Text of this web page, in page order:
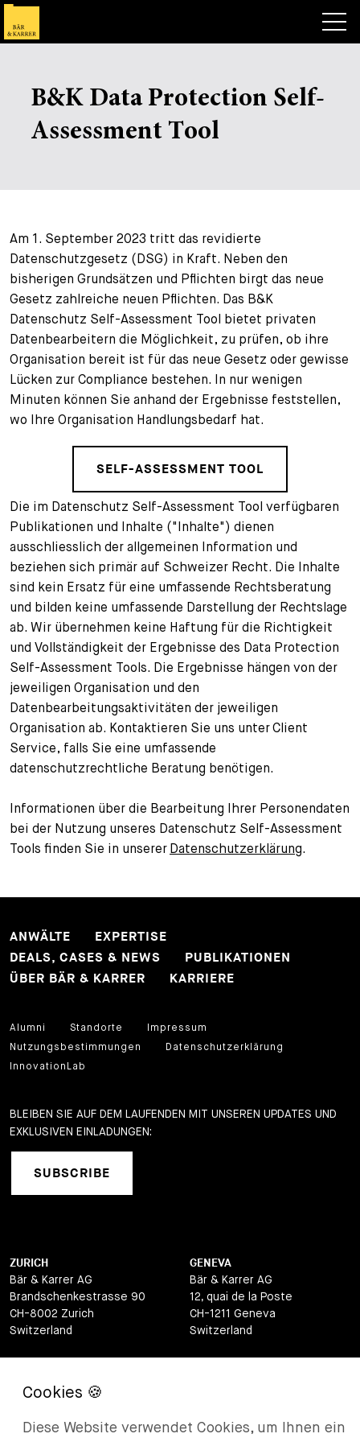
Expertise
Deals, Cases & News
Publikation
Vortrag
Guide
Legal Insight
Karriere
Arbeiten bei uns
Übersicht
Anwälte
Substituten
Kurzpraktikanten
Administration
Assistenzen
Stellen
Offene Stellen
Bewerben
Bewerbungsprozess
Fragen und Antworten
Spontanbewerbung
Ihre Karriere
Ihre Karriere bei uns
Kontakt
Suche
EN DE FR
B&K Data Protection Self-
Assessment Tool
Am 1. September 2023 tritt das revidierte
Datenschutzgesetz (DSG) in Kraft. Neben den
bisherigen Grundsätzen und Pflichten birgt das neue
Gesetz zahlreiche neuen Pflichten. Das B&K
Datenschutz Self-Assessment Tool bietet privaten
Datenbearbeitern die Möglichkeit, zu prüfen, ob ihre
Organisation bereit ist für das neue Gesetz oder gewisse
Lücken zur Compliance bestehen. In nur wenigen
Minuten können Sie anhand der Ergebnisse feststellen,
wo Ihre Organisation Handlungsbedarf hat.
SELF-ASSESSMENT TOOL
Die im Datenschutz Self-Assessment Tool verfügbaren
Publikationen und Inhalte ("Inhalte") dienen
ausschliesslich der allgemeinen Information und
beziehen sich primär auf Schweizer Recht. Die Inhalte
sind kein Ersatz für eine umfassende Rechtsberatung
und bilden keine umfassende Darstellung der Rechtslage
ab. Wir übernehmen keine Haftung für die Richtigkeit
und Vollständigkeit der Ergebnisse des Data Protection
Self-Assessment Tools. Die Ergebnisse hängen von der
jeweiligen Organisation und den
Datenbearbeitungsaktivitäten der jeweiligen
Organisation ab. Kontaktieren Sie uns unter Client
Service, falls Sie eine umfassende
datenschutzrechtliche Beratung benötigen.
Informationen über die Bearbeitung Ihrer Personendaten
bei der Nutzung unseres Datenschutz Self-Assessment
Tools finden Sie in unserer Datenschutzerklärung.
ANWÄLTE
EXPERTISE
DEALS, CASES & NEWS
PUBLIKATIONEN
ÜBER BÄR & KARRER
KARRIERE
Alumni Standorte
Impressum
Nutzungsbestimmungen
Datenschutzerklärung
InnovationLab
BLEIBEN SIE AUF DEM LAUFENDEN MIT UNSEREN UPDATES UND
EXKLUSIVEN EINLADUNGEN:
SUBSCRIBE
ZURICH
Bär & Karrer AG
Brandschenkestrasse 90
CH-8002 Zurich
Switzerland
GENEVA
Bär & Karrer AG
12, quai de la Poste
CH-1211 Geneva
Switzerland
Bär & Karrer AG
Via Vegezzi 6
Switzerland
Switzerland
Diese Website verwendet Cookies, um Ihnen ein